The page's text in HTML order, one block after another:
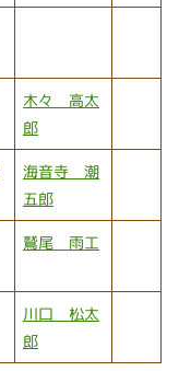
木々 高太
郎
海音寺 潮
五郎
鷲尾 雨工
川口 松太
郎